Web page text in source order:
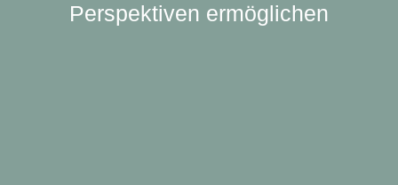
Perspektiven ermöglichen